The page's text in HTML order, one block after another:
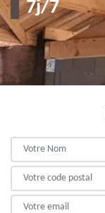
7j/7